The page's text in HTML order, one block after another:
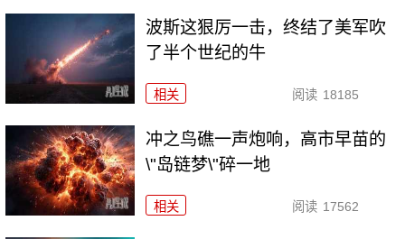
波斯这狠厉一击，终结了美军吹
了半个世纪的牛
相关 阅读 18185
冲之鸟礁一声炮响，高市早苗的
\"岛链梦\"碎一地
相关 阅读 17562